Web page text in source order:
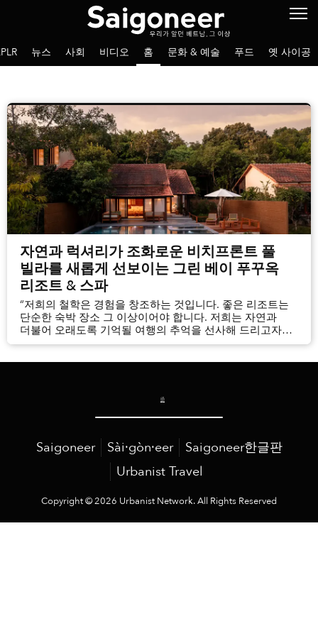
뉴스 사회 비디오 홈 문화 & 예술 푸드 옛 사이공
자연과 럭셔리가 조화로운 비치프론트 풀
빌라를 새롭게 선보이는 그린 베이 푸꾸옥
리조트 & 스파
“저희의 철학은 경험을 창조하는 것입니다. 좋은 리조트는
단순한 숙박 장소 그 이상이어야 합니다. 저희는 자연과
더불어 오래도록 기억될 여행의 추억을 선사해 드리고자
합니다. 시간은 유한하고 이 모든 순간은 소중합니다!” 그린
Saigoneer Sài·gòn·eer
Saigoneer한글판
Urbanist Travel
Copyright © 2026 Urbanist Network. All Rights Reserved